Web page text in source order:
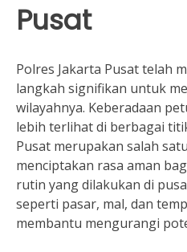
Pusat
Polres Jakarta Pusat telah
langkah signifikan untuk
wilayahnya. Keberadaan
lebih terlihat di berbagai
Pusat merupakan salah
menciptakan rasa aman
rutin yang dilakukan di
seperti pasar, mal, dan
membantu mengurangi